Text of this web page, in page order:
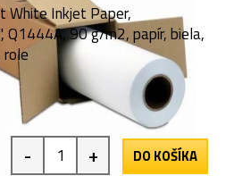
Inkjet Paper,
Q1444A, 90 g/m2, papír, biela,
- + DO KOŠÍKA